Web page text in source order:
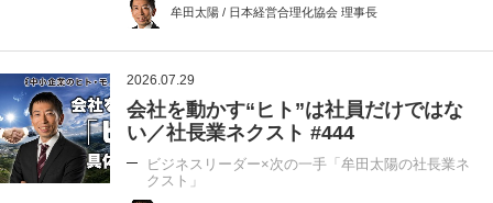
牟田太陽 / 日本経営合理化協会 理事長
2026.07.29
会社を動かす“ヒト”は社員だけではな
い／社長業ネクスト #444
ビジネスリーダー×次の一手「牟田太陽の社長業ネ
クスト」